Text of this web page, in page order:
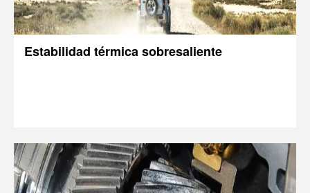
Estabilidad térmica sobresaliente